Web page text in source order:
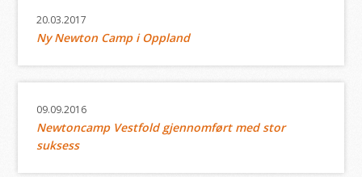
20.03.2017
Ny Newton Camp i Oppland
09.09.2016
Newtoncamp Vestfold gjennomført med stor
suksess